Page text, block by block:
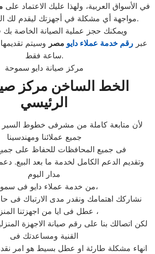
في الأسواق العربية، ولهذا عليك الاعتماد على
مواجهة أي مشكلة في أجهزتك ليقدم لك الصيانة المتكافئة.
ويمكنك حجز عملية الصيانة الخاصة
عبر رقم خدمة عملاء دايو مصر
ساعة فقط.
مركز صيانة دايو سموحة
الخط الساخن مركز
الرئيسي
لأن متابعة كاملة من مشرفى خطوط السير
جميع عملائنا ومهندسينا
فى جميع المحافظات للحفاظ على جميع
وتقديم الدعم الكامل لخدمة ما بعد البيع.
مدار اليوم
من خدمة عملاء دايو فى سموحة،
نشاركك اهتمامك ونقدر مدى الارتباك فى
عطل فى ايا من اجهزتنا المنزلية ،
لكن اتصالك بنا على رقم صيانة الاجهزة
القنية ومساعدتك فى
انهاء مشكلة طارئة او عطل بسيط هو امر